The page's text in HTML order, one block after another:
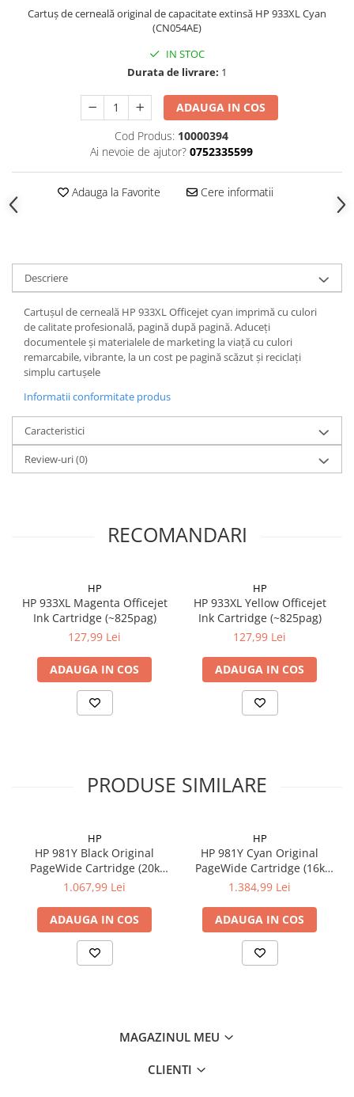
Cartuş de cerneală original de capacitate extinsă HP 933XL Cyan
(CN054AE)
IN STOC
Durata de livrare: 1
ADAUGA IN COS
Cod Produs: 10000394
Ai nevoie de ajutor? 0752335599
Adauga la Favorite Cere informatii
Descriere
Cartuşul de cerneală HP 933XL Officejet cyan imprimă cu culori
de calitate profesională, pagină după pagină. Aduceţi
documentele şi materialele de marketing la viaţă cu culori
remarcabile, vibrante, la un cost pe pagină scăzut şi reciclaţi
simplu cartuşele
Informatii conformitate produs
Caracteristici
Review-uri(0)
RECOMANDARI
HP
HP 933XL Magenta Officejet
Ink Cartridge (~825pag)
127,99 Lei
ADAUGA IN COS
HP
HP 933XL Yellow Officejet
Ink Cartridge (~825pag)
127,99 Lei
ADAUGA IN COS
PRODUSE SIMILARE
HP
HP 981Y Black Original
PageWide Cartridge (20k
pag)
1.067,99 Lei
ADAUGA IN COS
HP
HP 981Y Cyan Original
PageWide Cartridge (16k
pag)
1.384,99 Lei
ADAUGA IN COS
MAGAZINUL MEU
CLIENTI